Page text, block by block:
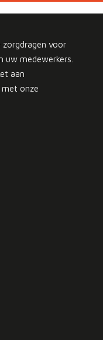
zorgdragen voor
uw medewerkers.
aan
onze